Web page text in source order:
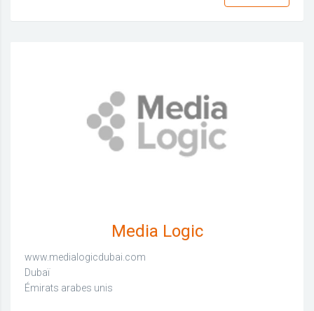
Media Logic
www.medialogicdubai.com
Dubaï
Émirats arabes unis